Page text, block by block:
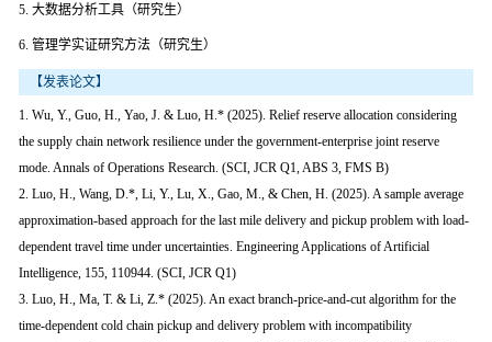
5. 大数据分析工具（研究生）
6. 管理学实证研究方法（研究生）
【发表论文】
1. Wu, Y., Guo, H., Yao, J. & Luo, H.* (2025). Relief reserve allocation considering
the supply chain network resilience under the government-enterprise joint reserve
mode. Annals of Operations Research. (SCI, JCR Q1, ABS 3, FMS B)
2. Luo, H., Wang, D.*, Li, Y., Lu, X., Gao, M., & Chen, H. (2025). A sample average
approximation-based approach for the last mile delivery and pickup problem with load-
dependent travel time under uncertainties. Engineering Applications of Artificial
Intelligence, 155, 110944. (SCI, JCR Q1)
3. Luo, H., Ma, T. & Li, Z.* (2025). An exact branch-price-and-cut algorithm for the
time-dependent cold chain pickup and delivery problem with incompatibility